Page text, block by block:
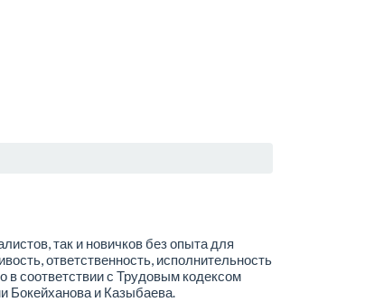
так и новичков без опыта для
ответственность, исполнительность
в соответствии с Трудовым кодексом
Бокейханова и Казыбаева.